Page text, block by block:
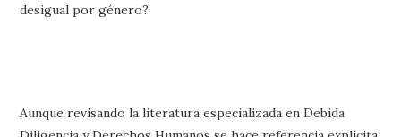
desigual por género?
Aunque revisando la literatura especializada en Debida